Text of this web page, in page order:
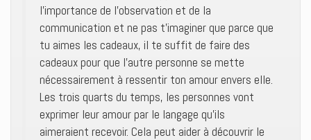
l’importance de l’observation et de la
communication et ne pas t’imaginer que parce que
tu aimes les cadeaux, il te suffit de faire des
cadeaux pour que l’autre personne se mette
nécessairement à ressentir ton amour envers elle.
Les trois quarts du temps, les personnes vont
exprimer leur amour par le langage qu’ils
aimeraient recevoir. Cela peut aider à découvrir le